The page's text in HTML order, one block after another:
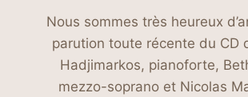
Nous sommes très heureux
parution toute récente du CD
Hadjimarkos, pianoforte,
mezzo-soprano et Nicolas